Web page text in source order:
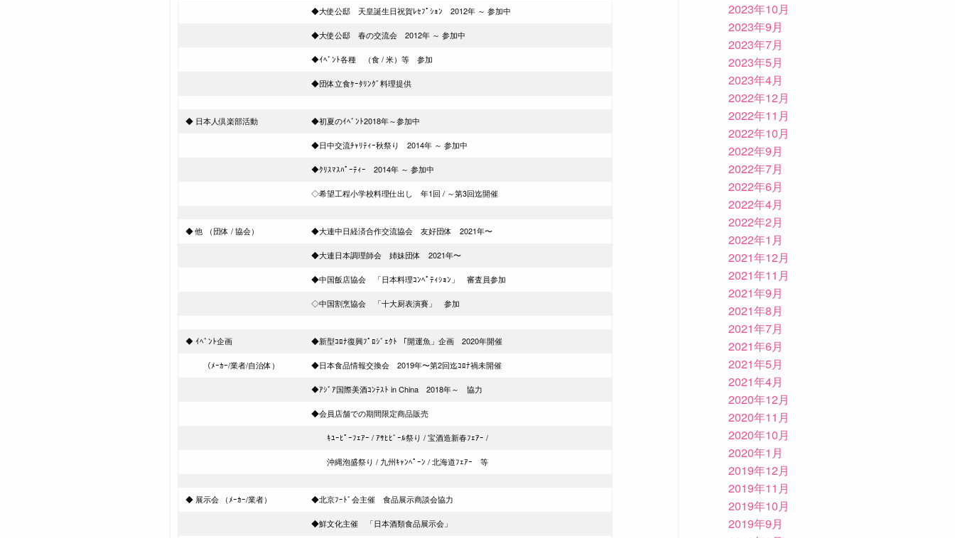
◆大使公邸 天皇誕生日祝賀ﾚｾﾌﾟｼｮﾝ 2012年 ～ 参加中
◆大使公邸 春の交流会 2012年 ～ 参加中
◆ｲﾍﾞﾝﾄ各種 （食 / 米）等 参加
◆団体立食ｹｰﾀﾘﾝｸﾞ料理提供
◆ 日本人倶楽部活動 ◆初夏のｲﾍﾞﾝﾄ2018年～参加中
◆日中交流ﾁｬﾘﾃｨｰ秋祭り 2014年 ～ 参加中
◆ｸﾘｽﾏｽﾊﾟｰﾃｨｰ 2014年 ～ 参加中
◇希望工程小学校料理仕出し 年1回 / ～第3回迄開催
◆ 他 （団体 / 協会） ◆大連中日経済合作交流協会 友好団体 2021年〜
◆大連日本調理師会 姉妹団体 2021年〜
◆中国飯店協会 「日本料理ｺﾝﾍﾟﾃｨｼｮﾝ」 審査員参加
◇中国割烹協会 「十大厨表演賽」 参加
◆ ｲﾍﾞﾝﾄ企画 ◆新型ｺﾛﾅ復興ﾌﾟﾛｼﾞｪｸﾄ 「開運魚」企画 2020年開催
（ﾒｰｶｰ/業者/自治体） ◆日本食品情報交換会 2019年〜第2回迄ｺﾛﾅ禍未開催
◆ｱｼﾞｱ国際美酒ｺﾝﾃｽﾄ in China 2018年～ 協力
◆会員店舗での期間限定商品販売
ｷﾕｰﾋﾟｰﾌｪｱｰ / ｱｻﾋﾋﾞｰﾙ祭り / 宝酒造新春ﾌｪｱｰ /
沖縄泡盛祭り / 九州ｷｬﾝﾍﾟｰﾝ / 北海道ﾌｪｱｰ 等
◆ 展示会 （ﾒｰｶｰ/業者） ◆北京ﾌｰﾄﾞ会主催 食品展示商談会協力
◆鮮文化主催 「日本酒類食品展示会」
2023年10月
2023年9月
2023年7月
2023年5月
2023年4月
2022年12月
2022年11月
2022年10月
2022年9月
2022年7月
2022年6月
2022年4月
2022年2月
2022年1月
2021年12月
2021年11月
2021年9月
2021年8月
2021年7月
2021年6月
2021年5月
2021年4月
2020年12月
2020年11月
2020年10月
2020年1月
2019年12月
2019年11月
2019年10月
2019年9月